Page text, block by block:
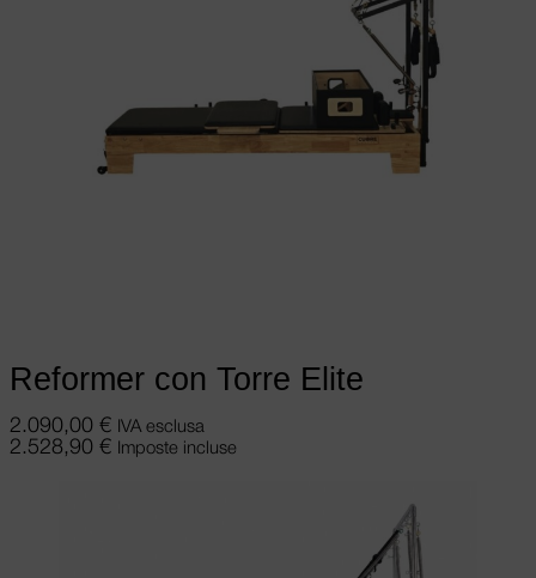
Reformer con Torre Elite
2.090,00 € IVA esclusa
2.528,90 € Imposte incluse